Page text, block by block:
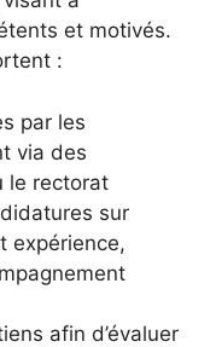
et motivés.
:
par les
via des
le rectorat
sur
expérience,
afin d’évaluer